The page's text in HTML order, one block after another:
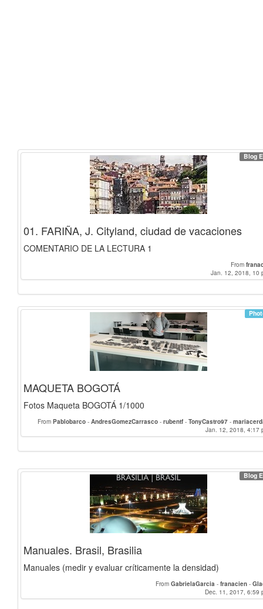
Blog
01. FARIÑA, J. Cityland, ciudad de vacaciones
COMENTARIO DE LA LECTURA 1
From
Jan. 12, 2018, 10
MAQUETA BOGOTÁ
Fotos Maqueta BOGOTÁ 1/1000
From Pablobarco - AndresGomezCarrasco - rubentf - TonyCastro97 -
juliette.chevalier-bego97-
Francimartin97-ajuarez-AlvaroRuedaP-samuelrodguez-Andreas_Stock-
Jan. 12, 2018, 4:17
Blog
Manuales. Brasil, Brasilia
Manuales (medir y evaluar críticamente la densidad)
From GabrielaGarcia - franacien -
Dec. 11, 2017, 6:59